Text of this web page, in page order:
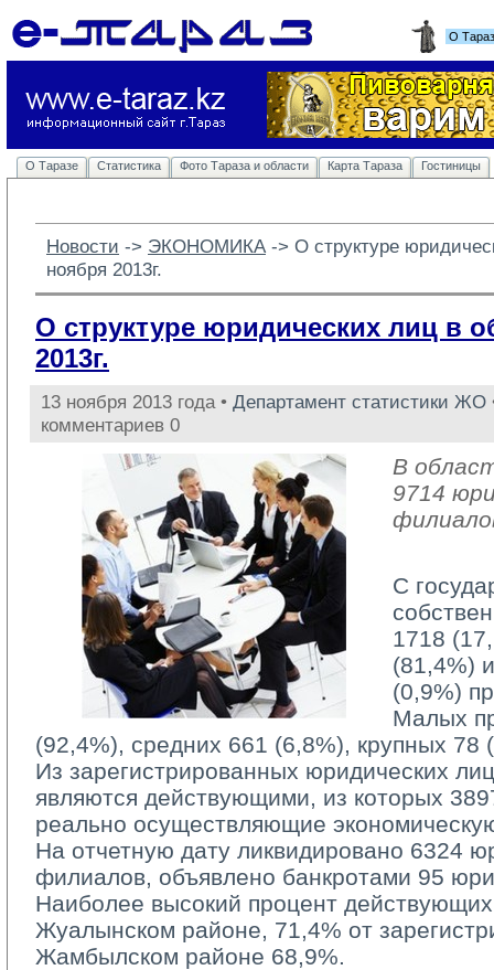
О
О Таразе Статистика Фото Тараза и области Карта Тараза Гостиницы
Новости -> ЭКОНОМИКА -> О структуре
ноября 2013г.
О структуре юридических лиц в
2013г.
13 ноября 2013 года • Департамент статистики ЖО
комментариев 0
В
9714
С
1718
(81,4%)
(0,9%)
Малых
(92,4%), средних 661 (6,8%), крупных 78
Из зарегистрированных юридических
являются действующими, из которых
реально осуществляющие
На отчетную дату ликвидировано 6324
филиалов, объявлено банкротами 95
Наиболее высокий процент
Жуалынском районе, 71,4% от
Жамбылском районе 68,9%.